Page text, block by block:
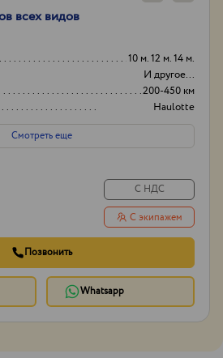
всех видов
10 м. 12 м. 14 м.
И другое...
200-450 км
Haulotte
Ножничные
Смотреть еще
С НДС
С экипажем
Позвонить
Whatsapp